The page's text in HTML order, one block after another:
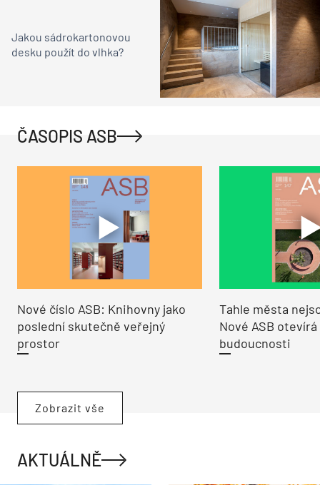
Jakou sádrokartonovou
desku použít do vlhka?
ČASOPIS ASB
Nové číslo ASB: Knihovny jako
poslední skutečně veřejný
prostor
Tahle města
Nové ASB
budoucnosti
Zobrazit vše
AKTUÁLNĚ